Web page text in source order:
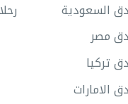
السعودية
مصر
تركيا
الامارات